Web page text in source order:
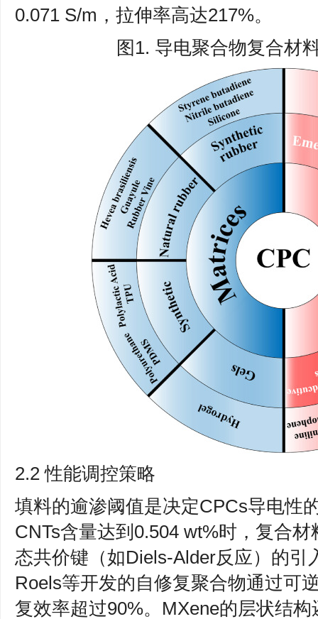
0.071 S/m，拉伸率高达217%。
图1. 导电聚合物复合材
2.2 性能调控策略
填料的逾渗阈值是决定CPCs导电性
CNTs含量达到0.504 wt%时，复合
态共价键（如Diels-Alder反应）的引
Roels等开发的自修复聚合物通过可
复效率超过90%。MXene的层状结